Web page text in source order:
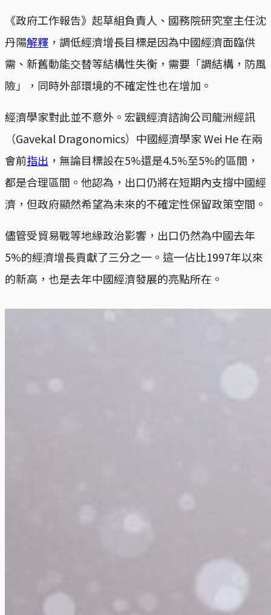
《政府工作報告》起草組負責人、國務院研究室主任沈
丹陽解釋 ，調低經濟增長目標是因為中國經濟面臨供
需、新舊動能交替等結構性失衡，需要「調結構，防風
險」，同時外部環境的不確定性也在增加。
經濟學家對此並不意外。宏觀經濟諮詢公司龍洲經訊
（Gavekal Dragonomics）中國經濟學家 Wei He 在兩
會前指出 ，無論目標設在5%還是4.5%至5%的區間，
都是合理區間。他認為，出口仍將在短期內支撐中國經
濟，但政府顯然希望為未來的不確定性保留政策空間。
儘管受貿易戰等地緣政治影響，出口仍然為中國去年
5%的經濟增長貢獻了三分之一。這一佔比1997年以來
的新高，也是去年中國經濟發展的亮點所在。